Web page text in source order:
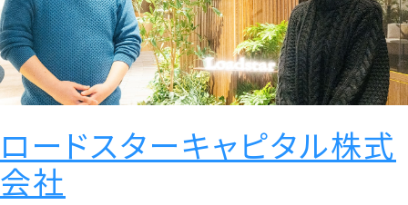
ロードスターキャピタル株式
会社